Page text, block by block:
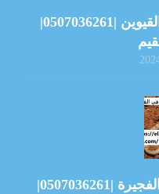
شركة تعقيم منازل في ام القيوين |0507036261|
شركة مكافحة الثعابين في الفجيرة |0507036261|